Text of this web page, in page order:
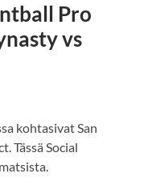
Pro
vs
kohtasivat San
Tässä Social